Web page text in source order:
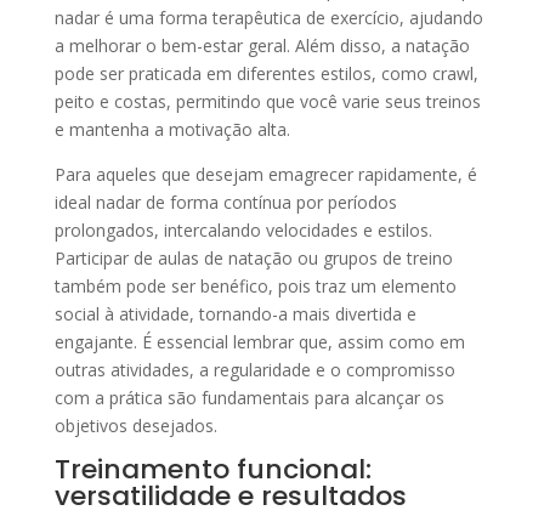
nadar é uma forma terapêutica de exercício, ajudando
a melhorar o bem-estar geral. Além disso, a natação
pode ser praticada em diferentes estilos, como crawl,
peito e costas, permitindo que você varie seus treinos
e mantenha a motivação alta.
Para aqueles que desejam emagrecer rapidamente, é
ideal nadar de forma contínua por períodos
prolongados, intercalando velocidades e estilos.
Participar de aulas de natação ou grupos de treino
também pode ser benéfico, pois traz um elemento
social à atividade, tornando-a mais divertida e
engajante. É essencial lembrar que, assim como em
outras atividades, a regularidade e o compromisso
com a prática são fundamentais para alcançar os
objetivos desejados.
Treinamento funcional:
versatilidade e resultados